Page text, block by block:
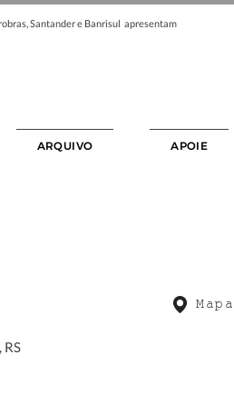
Santander e Banrisul apresentam
ARQUIVO APOIE
Mapa